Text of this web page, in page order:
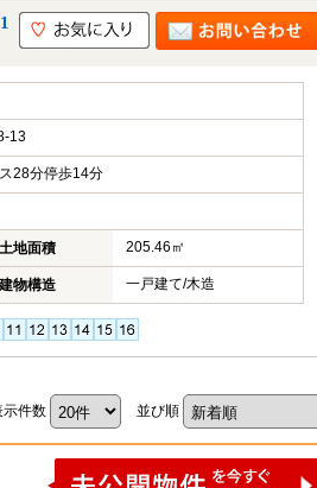
13
28分停歩14分
土地面積 205.46㎡
建物構造 一戸建て/木造
示件数 並び順